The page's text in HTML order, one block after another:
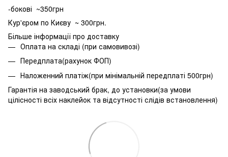
-бокові ~350грн
Кур'єром по Києву ~ 300грн.
Більше інформації про доставку
Оплата на складі (при самовивозі)
Передплата(рахунок ФОП)
Наложенний платіж(при мінімальній передплаті 500грн)
Гарантія на заводський брак, до установки(за умови
цілісності всіх наклейок та відсутності слідів встановлення)